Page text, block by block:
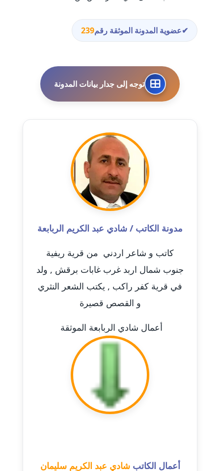
مدونة أحمد الجمال
عاملة
مدونة احمد زكريا
مدونة أحمد سيد
مدونة احمد شقليط
مدونة أحمد عبد الفتاح
عاملة
مدونة احمد كريدي
عاملة
مدونة أحمد مليجي
مدونة اريج الشرفا
مدونة اسراء كمال
عاملة
✔عضوية المدونة الموثقة رقم239
توجه إلى جدار بيانات المدونة
مدونة الكاتب / شادي عبد الكريم الربابعة
كاتب و شاعر اردني من قرية ريفية
جنوب شمال اربد غرب غابات برقش , ولد
في قرية كفر راكب , يكتب الشعر النثري
و القصص قصيرة
أعمال شادي الربابعة الموثقة
أعمال الكاتبشادي عبد الكريم سليمان